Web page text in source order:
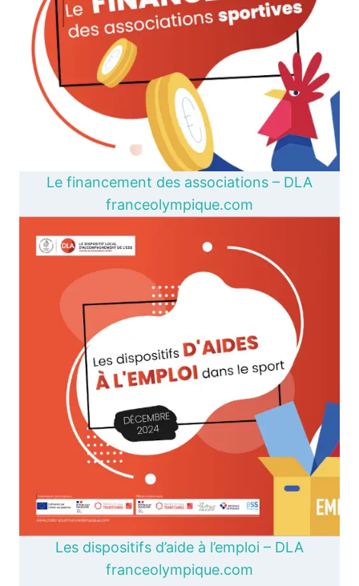
Le financement des associations – DLA
franceolympique.com
Les dispositifs d’aide à l’emploi – DLA
franceolympique.com